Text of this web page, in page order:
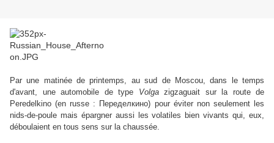
Par une matinée de printemps, au sud de Moscou, dans le temps
d'avant, une automobile de type Volgazigzaguait sur la route de
Peredelkino (en russe : Переделкино) pour éviter non seulement les
nids-de-poule mais épargner aussi les volatiles bien vivants qui, eux,
déboulaient en tous sens sur la chaussée.